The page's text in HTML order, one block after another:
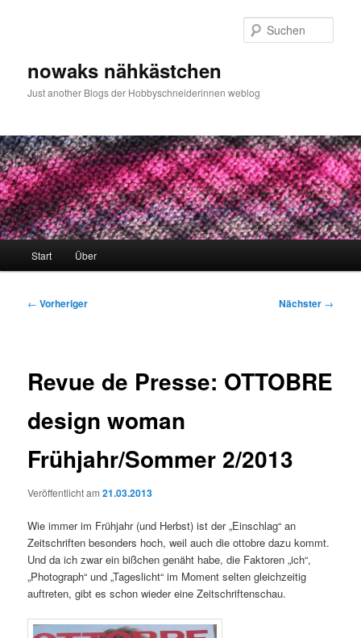
nowaks nähkästchen
Just another Blogs der Hobbyschneiderinnen weblog
Start Über
Beitragsnavigation
← Vorheriger Nächster →
Revue de Presse: OTTOBRE
design woman
Frühjahr/Sommer 2/2013
Veröffentlicht am21.03.2013
Wie immer im Frühjahr (und Herbst) ist der „Einschlag“ an
Zeitschriften besonders hoch, weil auch die ottobre dazu kommt.
Und da ich zwar ein bißchen genäht habe, die Faktoren „ich“,
„Photograph“ und „Tageslicht“ im Moment selten gleichzeitig
auftreten, gibt es schon wieder eine Zeitschriftenschau.